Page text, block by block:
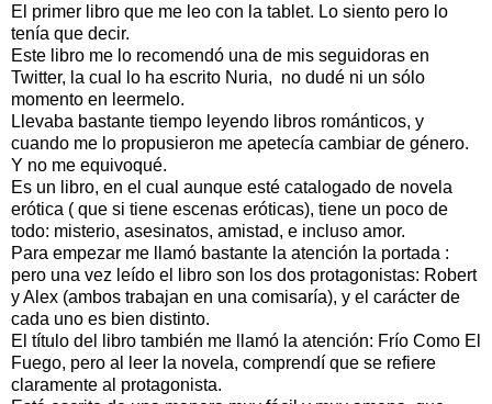
El primer libro que me leo con la tablet. Lo siento pero lo
tenía que decir.
Este libro me lo recomendó una de mis seguidoras en
Twitter, la cual lo ha escrito Nuria, no dudé ni un sólo
momento en leermelo.
Llevaba bastante tiempo leyendo libros románticos, y
cuando me lo propusieron me apetecía cambiar de género.
Y no me equivoqué.
Es un libro, en el cual aunque esté catalogado de novela
erótica ( que si tiene escenas eróticas), tiene un poco de
todo: misterio, asesinatos, amistad, e incluso amor.
Para empezar me llamó bastante la atención la portada :
pero una vez leído el libro son los dos protagonistas: Robert
y Alex (ambos trabajan en una comisaría), y el carácter de
cada uno es bien distinto.
El título del libro también me llamó la atención: Frío Como El
Fuego, pero al leer la novela, comprendí que se refiere
claramente al protagonista.